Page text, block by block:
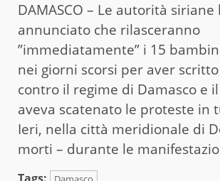
DAMASCO – Le autorità
annunciato che rilasceranno
”immediatamente” i 15
nei giorni scorsi per aver
contro il regime di Damasco e
aveva scatenato le proteste in
Ieri, nella città meridionale di
morti – durante le